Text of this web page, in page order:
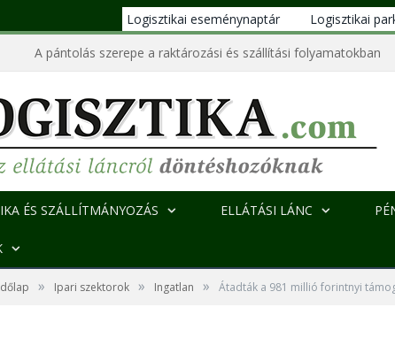
Logisztikai eseménynaptár Logisztikai
A pántolás szerepe a raktározási és szállítási folyamatokban
ÉS SZÁLLÍTMÁNYOZÁS ELLÁTÁSI LÁNC
» Ipari szektorok » Ingatlan » Átadták a 981 millió forintnyi